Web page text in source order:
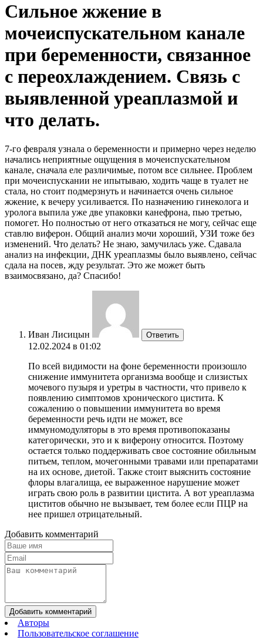
Сильное жжение в
мочеиспускательном канале
при беременности, связанное
с переохлаждением. Связь с
выявленной уреаплазмой и
что делать.
7-го февраля узнала о беременности и примерно через неделю
начались неприятные ощущения в мочеиспускательном
канале, сначала еле различимые, потом все сильнее. Проблем
при мочеиспускании не ипытываю, ходить чаще в туалет не
стала, но стоит подмерзнуть и начинается очень сильное
жжение, к вечеру усиливается. По назначению гинеколога и
уролога выпила уже две упаковки канефрона, пью третью,
помогет. Но полностью от него отказаться не могу, сейчас еще
ставлю виферон. Общий анализ мочи хороший, УЗИ тоже без
изменений. Что делать? Не знаю, замучилась уже. Сдавала
анализ на инфекции, ДНК уреаплазмы было выявлено, сейчас
сдала на посев, жду результат. Это же может быть
взаимосвязано, да? Спасибо!
Иван Лисицын Ответить
12.02.2024 в 01:02
По всей видимости на фоне беременности произошло
снижение иммунитета организма вообще и слизистых
мочевого пузыря и уретры в частности, что привело к
появлению симптомов хронического цистита. К
сожалению о повышении иммунитета во время
беременности речь идти не может, все
иммуномодуляторы в это время противопоказаны
категорически, это и к виферону относится. Поэтому
остается только поддерживать свое состояние обильным
питьем, теплом, мочегонными травами или препаратами
на их основе, диетой. Также стоит выяснить состояние
флоры влагалища, ее выраженное нарушение может
играть свою роль в развитии цистита. А вот уреаплазма
циститов обычно не вызывает, тем более если ПЦР на
нее пришел отрицательный.
Добавить комментарий
Добавить комментарий
Авторы
Пользовательское соглашение